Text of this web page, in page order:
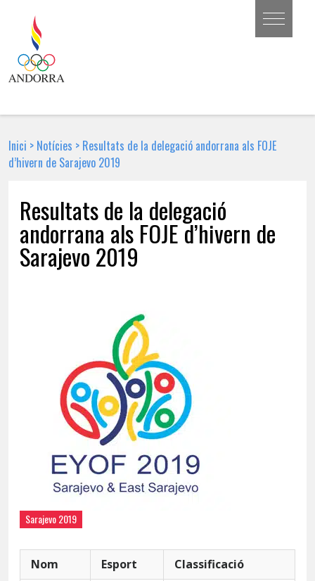
Inici > Notícies > Resultats de la delegació andorrana als FOJE
d’hivern de Sarajevo 2019
Resultats de la delegació
andorrana als FOJE d’hivern de
Sarajevo 2019
Sarajevo 2019
Nom Esport Classificació